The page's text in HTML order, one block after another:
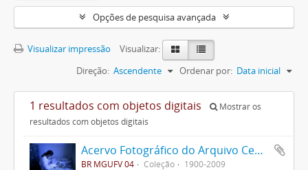
Opções de pesquisa avançada
Visualizar impressão
Visualizar:
Ordenar por: Data inicial
Direção: Ascendente
1 resultados com objetos digitais
Mostrar os
resultados com objetos digitais
Acervo Fotográfico do Arquivo Central Histórico da UFV
BR MGUFV 04 Coleção 1900-2009